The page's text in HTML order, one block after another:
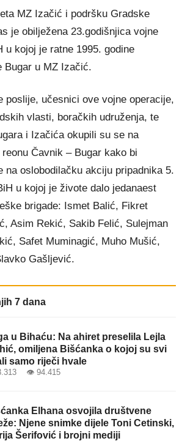
MZ Izačić i podršku Gradske
je obilježena 23.godišnjica vojne
u kojoj je ratne 1995. godine
Bugar u MZ Izačić.
poslije, učesnici ove vojne operacije,
vlasti, boračkih udruženja, te
i Izačića okupili su se na
Čavnik – Bugar kako bi
na oslobodilačku akciju pripadnika 5.
u kojoj je živote dalo jedanaest
brigade: Ismet Balić, Fikret
Asim Rekić, Sakib Felić, Sulejman
Safet Muminagić, Muho Mušić,
Gašljević.
7 dana
u Bihaću: Na ahiret preselila Lejla
omiljena Bišćanka o kojoj su svi
samo riječi hvale
👁 94.415
Elhana osvojila društvene
Njene snimke dijele Toni Cetinski,
Šerifović i brojni mediji